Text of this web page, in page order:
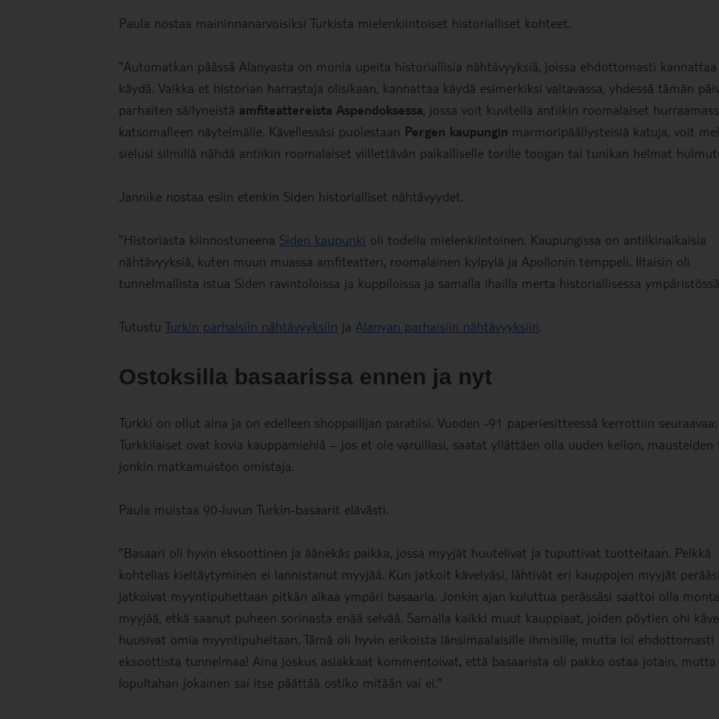
Paula nostaa maininnanarvoisiksi Turkista mielenkiintoiset historialliset kohteet.
”Automatkan päässä Alanyasta on monia upeita historiallisia nähtävyyksiä, joissa ehdottomasti kannattaa
käydä. Vaikka et historian harrastaja olisikaan, kannattaa käydä esimerkiksi valtavassa, yhdessä tämän
parhaiten säilyneistä amfiteattereista Aspendoksessa, jossa voit kuvitella antiikin roomalaiset
katsomalleen näytelmälle. Kävellessäsi puolestaan Pergen kaupungin marmoripäällysteisiä katuja, voit
sielusi silmillä nähdä antiikin roomalaiset viillettävän paikalliselle torille toogan tai tunikan helmat
Jannike nostaa esiin etenkin Siden historialliset nähtävyydet.
”Historiasta kiinnostuneena Siden kaupunki oli todella mielenkiintoinen. Kaupungissa on antiikinaikaisia
nähtävyyksiä, kuten muun muassa amfiteatteri, roomalainen kylpylä ja Apollonin temppeli. Iltaisin oli
tunnelmallista istua Siden ravintoloissa ja kuppiloissa ja samalla ihailla merta historiallisessa
Tutustu Turkin parhaisiin nähtävyyksiin ja Alanyan parhaisiin nähtävyyksiin.
Ostoksilla basaarissa ennen ja nyt
Turkki on ollut aina ja on edelleen shoppailijan paratiisi. Vuoden -91 paperiesitteessä kerrottiin seuraavaa:
Turkkilaiset ovat kovia kauppamiehiä – jos et ole varuillasi, saatat yllättäen olla uuden kellon, mausteiden
jonkin matkamuiston omistaja.
Paula muistaa 90-luvun Turkin-basaarit elävästi.
”Basaari oli hyvin eksoottinen ja äänekäs paikka, jossa myyjät huutelivat ja tuputtivat tuotteitaan. Pelkkä
kohtelias kieltäytyminen ei lannistanut myyjää. Kun jatkoit kävelyäsi, lähtivät eri kauppojen myyjät
jatkoivat myyntipuhettaan pitkän aikaa ympäri basaaria. Jonkin ajan kuluttua perässäsi saattoi olla
myyjää, etkä saanut puheen sorinasta enää selvää. Samalla kaikki muut kauppiaat, joiden pöytien ohi
huusivat omia myyntipuheitaan. Tämä oli hyvin erikoista länsimaalaisille ihmisille, mutta loi ehdottomasti
eksoottista tunnelmaa! Aina joskus asiakkaat kommentoivat, että basaarista oli pakko ostaa jotain, mutta
lopultahan jokainen sai itse päättää ostiko mitään vai ei.”